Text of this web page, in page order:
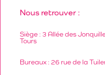
Nous retrouver :
Siège : 3 Allée des
Tours
Bureaux : 26 rue de la